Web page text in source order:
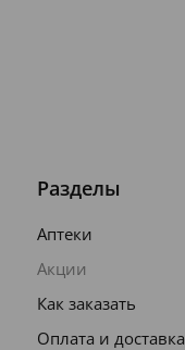
Разделы
Аптеки
Акции
Как заказать
Оплата и доставка